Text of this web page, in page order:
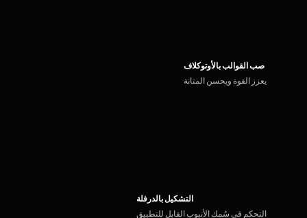
صب القوالب بالأوتوكلاف
يعزز القوة ويحسن المتانة
التشكيل بالدرفلة
التحكم في سُمك الأنبوب القابل للتطبيق